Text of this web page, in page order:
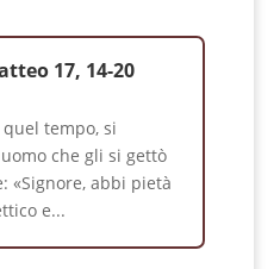
17, 14-20
tempo, si
che gli si gettò
«Signore, abbi pietà
e...